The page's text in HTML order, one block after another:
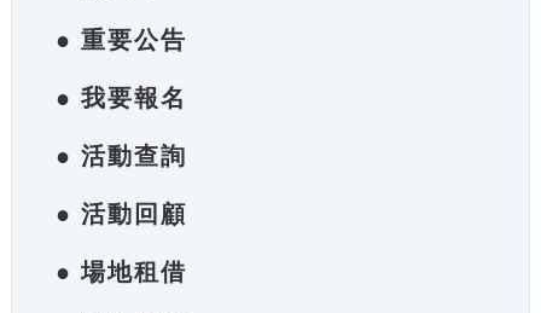
● 重要公告
● 我要報名
● 活動查詢
● 活動回顧
● 場地租借